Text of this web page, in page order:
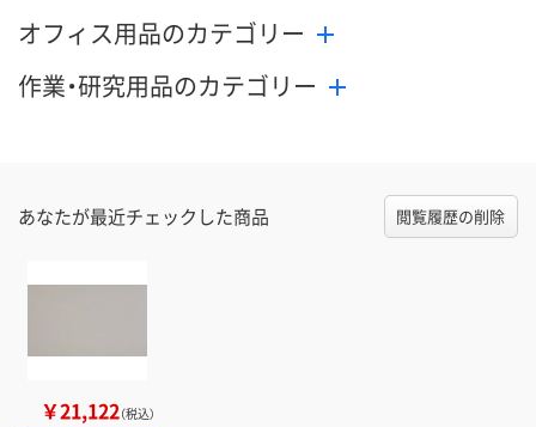
オフィス用品のカテゴリー
作業・研究用品のカテゴリー
あなたが最近チェックした商品 閲覧履歴の削除
￥21,122（税込）